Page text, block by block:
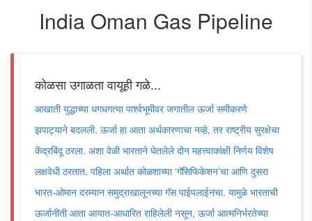
India Oman Gas Pipeline
कोळसा उगाळता वायूही गळे...
आखाती युद्धाच्या धगधगत्या पार्श्वभूमीवर जगातील ऊर्जा समीकरणे
झपाट्याने बदलली. ऊर्जा हा आता अर्थकारणाचा नव्हे, तर राष्ट्रीय सुरक्षेचा
केंद्रबिंदू ठरला. अशा वेळी भारताने घेतलेले दोन महत्त्वाकांक्षी निर्णय विशेष
लक्षवेधी ठरतात. पहिला अर्थात कोळशाच्या ‘गॅसिफिकेशन’चा आणि दुसरा
भारत-ओमान दरम्यान समुद्राखालूनच्या गॅस पाईपलाईनचा. यामुळे भारताची
ऊर्जानीती आता आयात-आधारित राहिलेली नसून, ऊर्जा आत्मनिर्भरतेच्या